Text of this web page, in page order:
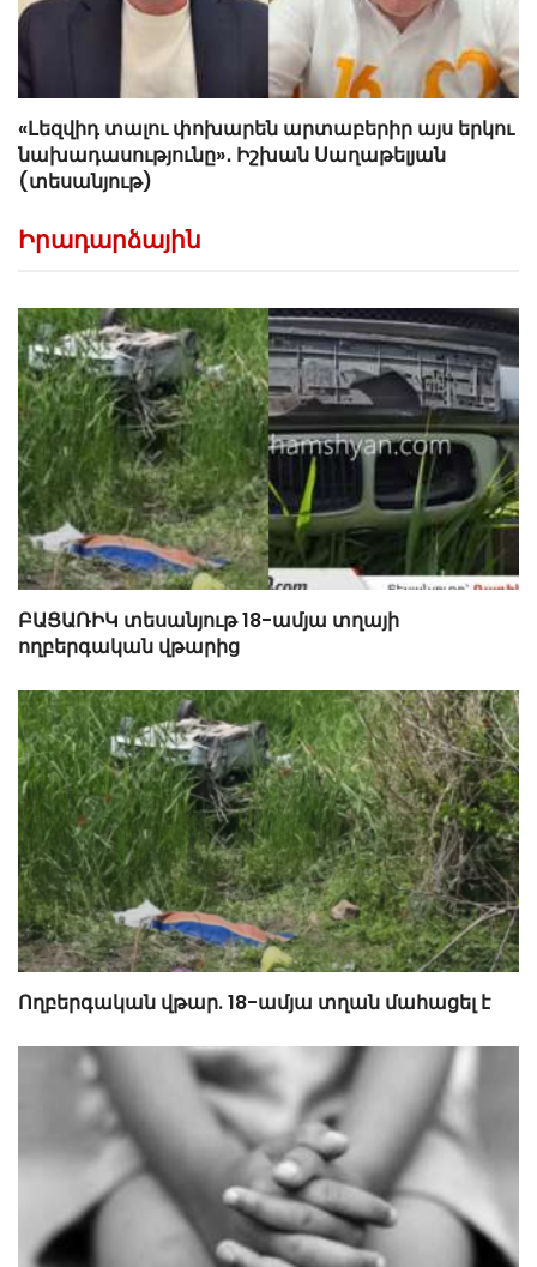
«Լեզվիդ տալու փոխարեն արտաբերիր այս երկու
նախադասությունը»․ Իշխան Սաղաթելյան
(տեսանյութ)
Իրադարձային
ԲԱՑԱՌԻԿ տեսանյութ 18-ամյա տղայի
ողբերգական վթարից
Ողբերգական վթար. 18-ամյա տղան մահացել է